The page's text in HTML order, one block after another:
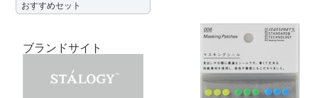
おすすめセット
ブランドサイト